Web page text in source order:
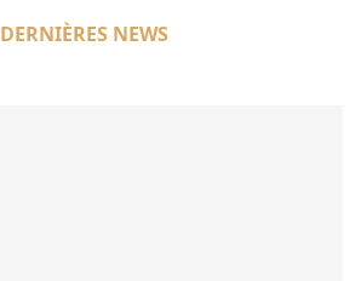
DERNIÈRES NEWS